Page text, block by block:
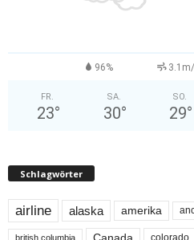
96%
FR.
23°
SA.
30°
SO.
29°
Schlagwörter
airline alaska amerika
british columbia